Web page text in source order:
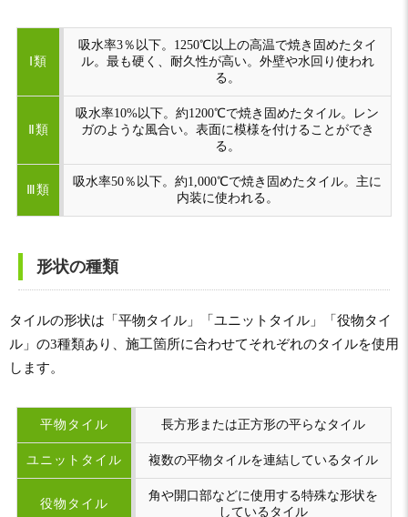
Ⅰ類
吸水率3％以下。1250℃以上の高温で焼き固めたタイ
ル。最も硬く、耐久性が高い。外壁や水回り使われ
る。
Ⅱ類
吸水率10%以下。約1200℃で焼き固めたタイル。レン
ガのような風合い。表面に模様を付けることができ
る。
Ⅲ類
吸水率50％以下。約1,000℃で焼き固めたタイル。主に
内装に使われる。
形状の種類
タイルの形状は「平物タイル」「ユニットタイル」「役物タイ
ル」の3種類あり、施工箇所に合わせてそれぞれのタイルを使用
します。
平物タイル 長方形または正方形の平らなタイル
ユニットタイル 複数の平物タイルを連結しているタイル
役物タイル
角や開口部などに使用する特殊な形状を
しているタイル